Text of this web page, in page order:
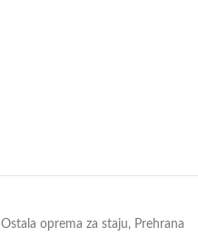
Ostala oprema za staju, Prehrana